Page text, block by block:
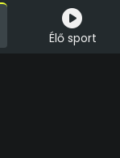
Élő sport